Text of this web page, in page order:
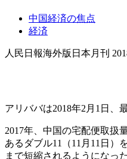
中国経済の焦点
経済
人民日報海外版日本月刊
アリババは2018年2月1日、
2017年、中国の宅配便取扱
あるダブル11（11月11日）
まで短縮されるようになった